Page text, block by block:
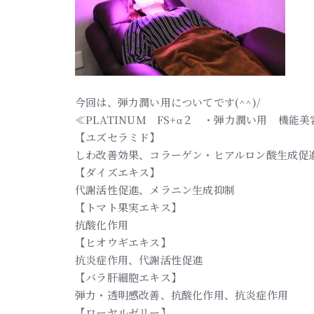
今回は、弾力潤い用についてです(^^)/
≪PLATINUM FS+α２ ・弾力潤い用 機能美
【ユズセラミド】
しわ改善効果、コラーゲン・ヒアルロン酸生成促
【ダイズエキス】
代謝活性促進、メラニン生成抑制
【トマト果実エキス】
抗酸化作用
【ヒオウギエキス】
抗炎症作用、代謝活性促進
【バラ肝細胞エキス】
弾力・透明感改善、抗酸化作用、抗炎症作用